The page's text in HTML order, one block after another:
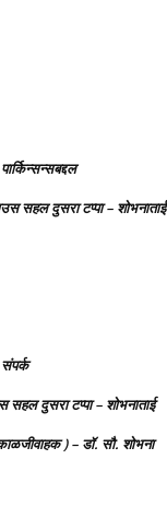
पार्किन्सन्सबद्दल
सहल दुसरा टप्पा – शोभनाताई
संपर्क
सहल दुसरा टप्पा – शोभनाताई
) – डॉ. सौ. शोभना